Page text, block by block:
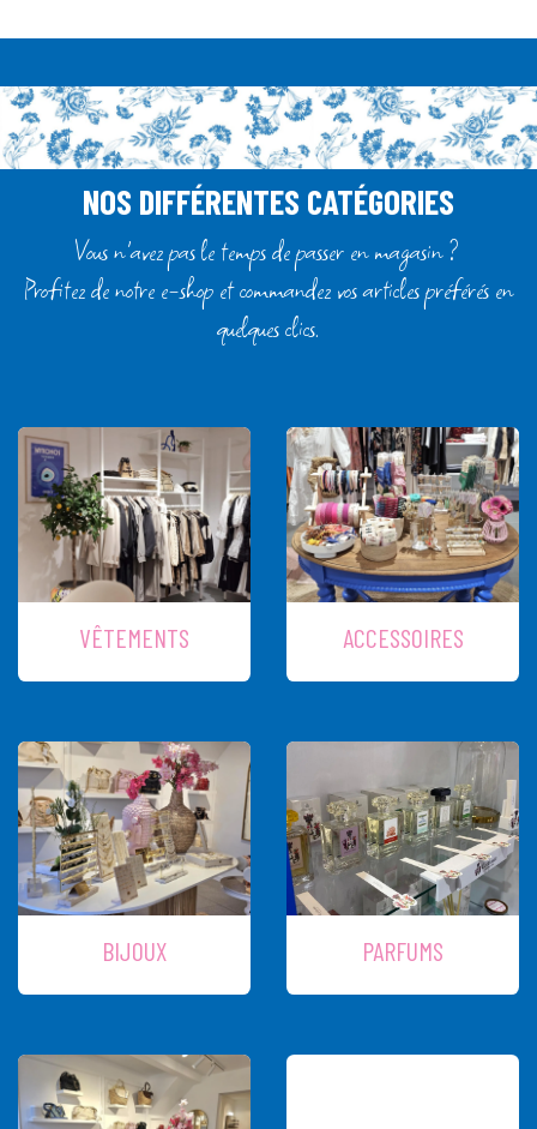
NOS DIFFÉRENTES CATÉGORIES
Vous n'avez pas le temps de passer en magasin ?
Profitez de notre e-shop et commandez vos articles préférés en
quelques clics.
VÊTEMENTS ACCESSOIRES
BIJOUX PARFUMS